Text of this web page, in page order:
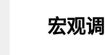
宏观